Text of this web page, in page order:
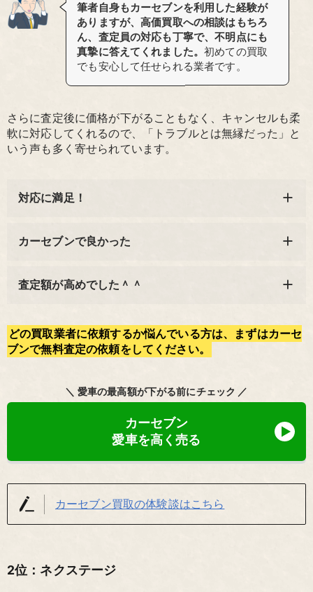
筆者自身もカーセブンを利用した経験が
ありますが、高価買取への相談はもちろ
ん、査定員の対応も丁寧で、不明点にも
真摯に答えてくれました。初めての買取
でも安心して任せられる業者です。
さらに査定後に価格が下がることもなく、キャンセルも柔
軟に対応してくれるので、「トラブルとは無縁だった」と
いう声も多く寄せられています。
対応に満足！
カーセブンで良かった
査定額が高めでした＾＾
どの買取業者に依頼するか悩んでいる方は、まずはカーセ
ブンで無料査定の依頼をしてください。
＼ 愛車の最高額が下がる前にチェック ／
カーセブン
愛車を高く売る
カーセブン買取の体験談はこちら
2位：ネクステージ